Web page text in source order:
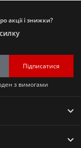
акції і знижки?
Підписатися
з вимогами